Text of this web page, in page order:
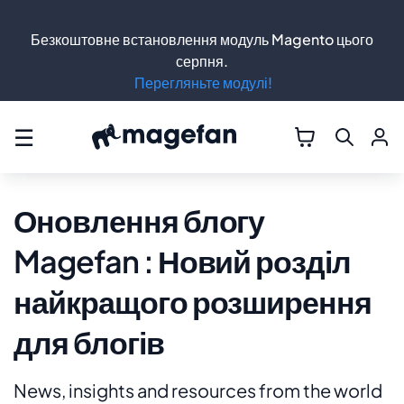
☰
Оновлення блогу
Magefan : Новий розділ
найкращого розширення
для блогів
News, insights and resources from the world
Безкоштовне встановлення модуль Magento цього
серпня.
Перегляньте модулі!